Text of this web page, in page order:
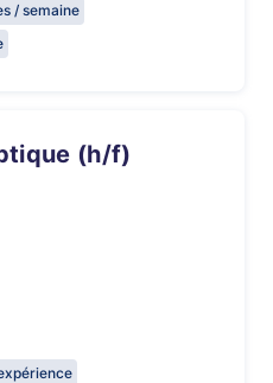
/ semaine
(h/f)